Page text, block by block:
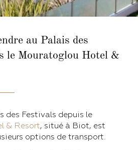
au Palais des
le Mouratoglou Hotel &
des Festivals depuis le
& Resort, situé à Biot, est
options de transport.